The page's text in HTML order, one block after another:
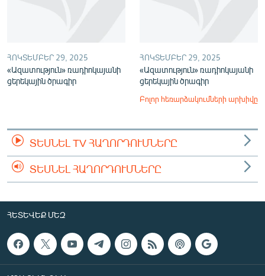
ՀՈԿՏԵՄԲԵՐ 29, 2025
«Ազատություն» ռադիոկայանի
ցերեկային ծրագիր
ՀՈԿՏԵՄԲԵՐ 29, 2025
«Ազատություն» ռադիոկայանի
ցերեկային ծրագիր
Բոլոր հեռարձակումների արխիվը
ՏԵՍՆԵԼ TV ՀԱՂՈՐԴՈՒՄՆԵՐԸ
ՏԵՍՆԵԼ ՀԱՂՈՐԴՈՒՄՆԵՐԸ
ՀԵՏԵՎԵՔ ՄԵԶ